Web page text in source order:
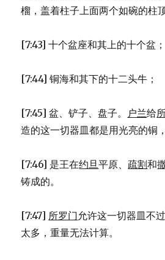
榴，盖着柱子上面两个如碗的柱
[7:43] 十个盆座和其上的十个盆；
[7:44] 铜海和其下的十二头牛；
[7:45] 盆、铲子、盘子。 户兰给
造的这一切器皿都是用光亮的铜，
[7:46] 是王在约旦平原、 疏割和
铸成的。
[7:47] 所罗门允许这一切器皿不
太多，重量无法计算。